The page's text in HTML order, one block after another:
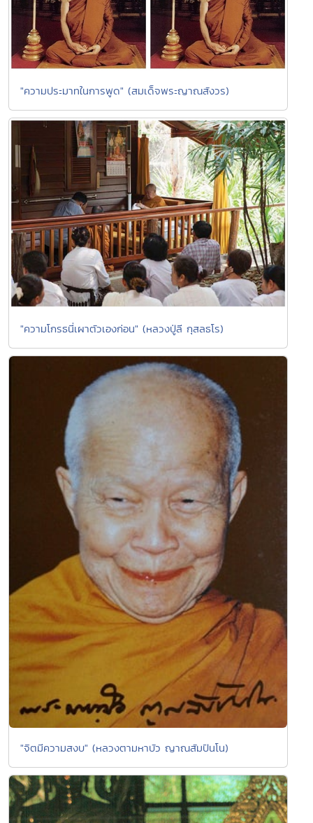
"ความประมาทในการพูด" (สมเด็จพระญาณสังวร)
"ความโกรธนี่เผาตัวเองก่อน" (หลวงปู่ลี กุสลธโร)
"จิตมีความสงบ" (หลวงตามหาบัว ญาณสัมปันโน)